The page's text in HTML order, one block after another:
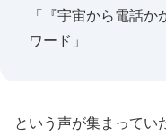
「『宇宙から電話
ワード」
という声が集まってい